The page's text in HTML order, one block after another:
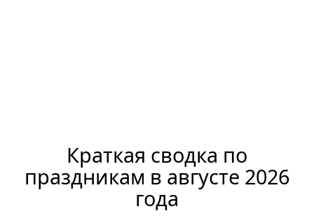
Краткая сводка по
праздникам в августе 2026
года